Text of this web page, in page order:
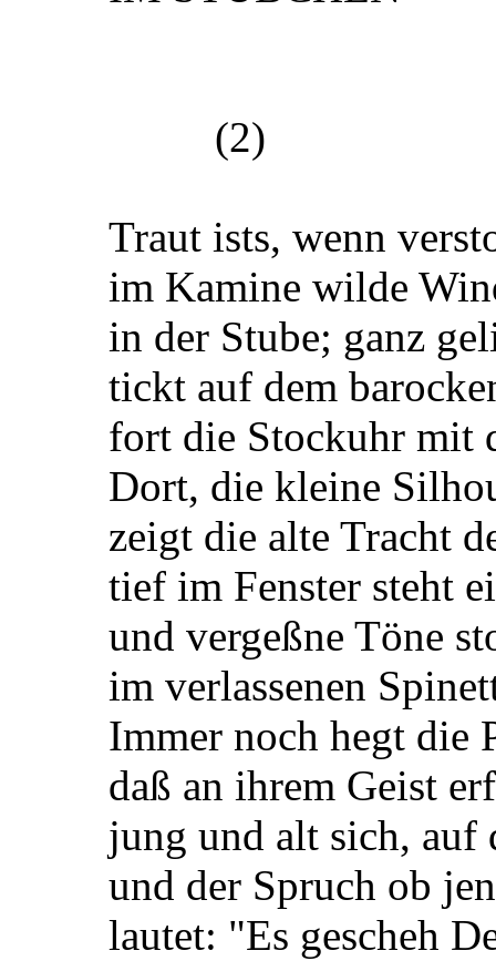
(2)
Traut ists, wenn
im Kamine wilde
in der Stube; ganz
tickt auf dem
fort die Stockuhr mit
Dort, die kleine
zeigt die alte Tracht
tief im Fenster steht
und vergeßne Töne
im verlassenen
Immer noch hegt die
daß an ihrem Geist
jung und alt sich, auf
und der Spruch ob
lautet: "Es gescheh